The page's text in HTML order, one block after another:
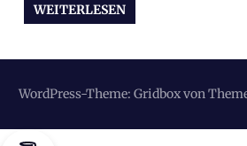
WEITERLESEN
WordPress-Theme: Gridbox von